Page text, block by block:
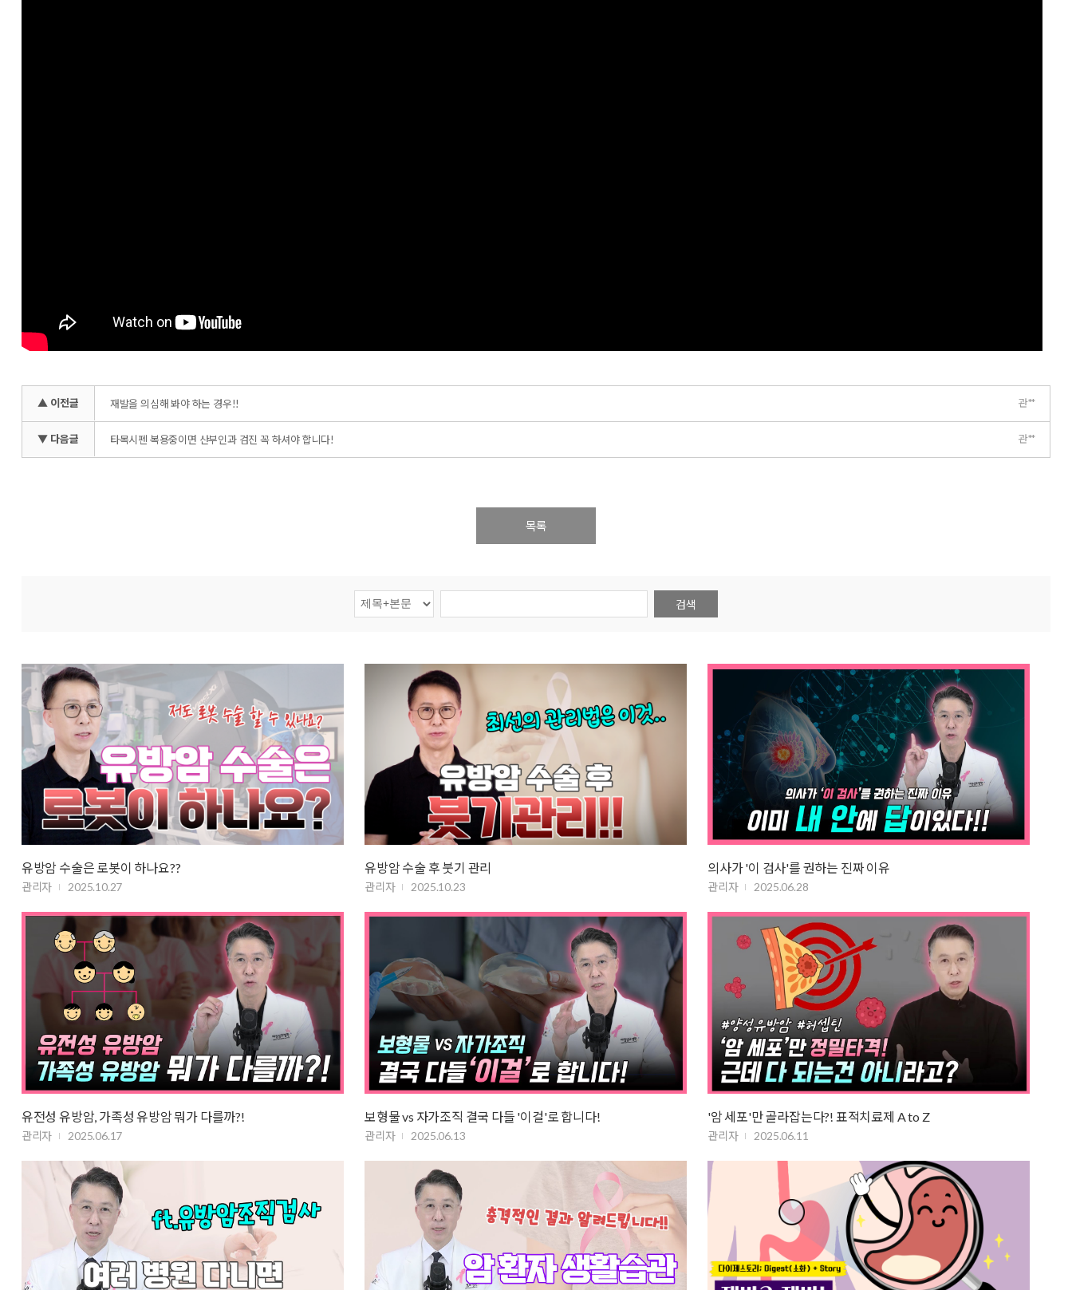
▲ 이전글 재발을 의심해 봐야 하는 경우!! 관**
▼ 다음글 타목시펜 복용중이면 산부인과 검진 꼭 하셔야 합니다! 관**
목록
검색
유방암 수술은 로봇이 하나요??
관리자 2025.10.27
유방암 수술 후 붓기 관리
관리자 2025.10.23
의사가 '이 검사'를 권하는 진짜 이유
관리자 2025.06.28
유전성 유방암, 가족성 유방암 뭐가 다를까?!
관리자 2025.06.17
보형물 vs 자가조직 결국 다들 '이걸'로 합니다!
관리자 2025.06.13
'암 세포'만 골라잡는다?! 표적치료제 A to Z
관리자 2025.06.11